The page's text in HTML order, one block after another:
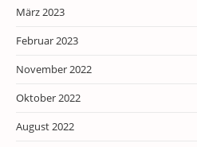
März 2023
Februar 2023
November 2022
Oktober 2022
August 2022